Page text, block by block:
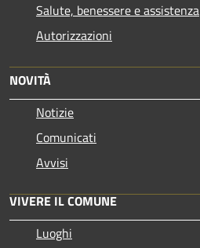
Salute, benessere e assistenza
Autorizzazioni
NOVITÀ
Notizie
Comunicati
Avvisi
VIVERE IL COMUNE
Luoghi